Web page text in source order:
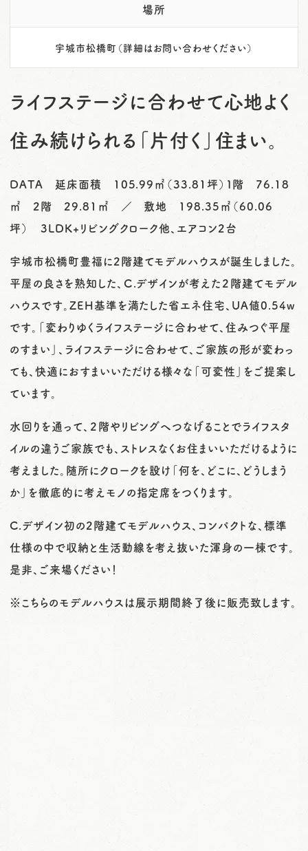
場所
宇城市松橋町（詳細はお問い合わせください）
ライフステージに合わせて心地よく
住み続けられる「片付く」住まい。
DATA 延床面積 105.99㎡（33.81坪）１階 76.18
㎡ 2階 29.81㎡ ／ 敷地 198.35㎡（60.06
坪） 3LDK+リビングクローク他、エアコン2台
宇城市松橋町豊福に2階建てモデルハウスが誕生しました。
平屋の良さを熟知した、Ｃ.デザインが考えた２階建てモデル
ハウスです。ZEH基準を満たした省エネ住宅、UA値0.54w
です。「変わりゆくライフステージに合わせて、住みつぐ平屋
のすまい」、ライフステージに合わせて、ご家族の形が変わっ
ても、快適におすまいいただける様々な「可変性」をご提案し
ています。
水回りを通って、２階やリビングへつなげることでライフスタ
イルの違うご家族でも、ストレスなくお住まいいただけるように
考えました。随所にクロークを設け「何を、どこに、どうしまう
か」を徹底的に考えモノの指定席をつくります。
C.デザイン初の2階建てモデルハウス、コンパクトな、標準
仕様の中で収納と生活動線を考え抜いた渾身の一棟です。
是非、ご来場ください！
※こちらのモデルハウスは展示期間終了後に販売致します。